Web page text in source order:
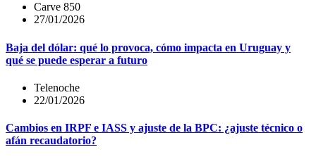
Carve 850
27/01/2026
Baja del dólar: qué lo provoca, cómo impacta en Uruguay y
qué se puede esperar a futuro
Telenoche
22/01/2026
Cambios en IRPF e IASS y ajuste de la BPC: ¿ajuste técnico o
afán recaudatorio?